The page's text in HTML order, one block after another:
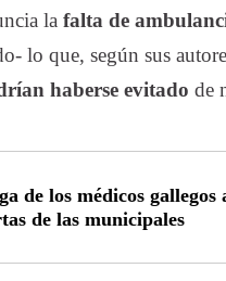
la falta de
lo que, según sus
haberse evitado de
de los médicos
de las municipales